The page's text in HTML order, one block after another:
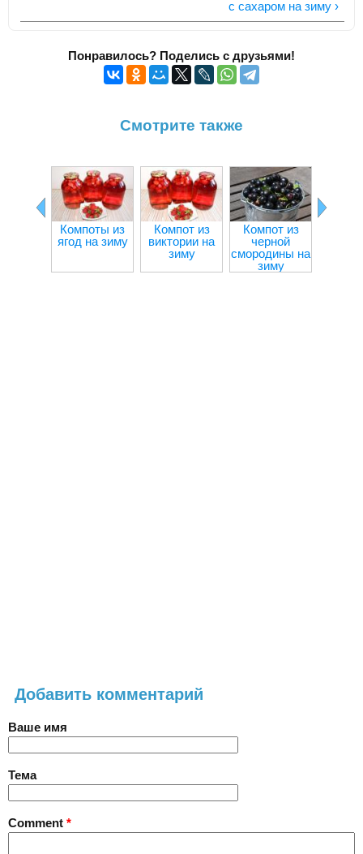
с сахаром на зиму ›
Понравилось? Поделись с друзьями!
Смотрите также
Компоты из
ягод на зиму
Компот из
виктории на
зиму
Компот из
черной
смородины на
зиму
Добавить комментарий
Ваше имя
Тема
Comment *